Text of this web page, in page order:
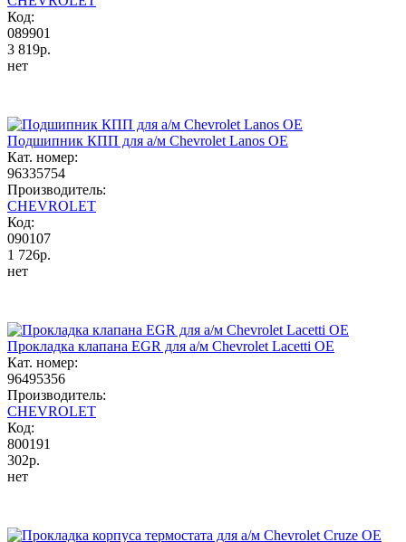
Код:
089901
3 819р.
нет
Подшипник КПП для а/м Chevrolet Lanos OE
Кат. номер:
96335754
Производитель:
CHEVROLET
Код:
090107
1 726р.
нет
Прокладка клапана EGR для а/м Chevrolet Lacetti OE
Кат. номер:
96495356
Производитель:
CHEVROLET
Код:
800191
302р.
нет